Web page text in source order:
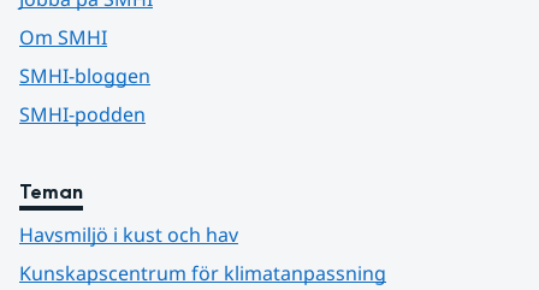
Om SMHI
SMHI-bloggen
SMHI-podden
Teman
Havsmiljö i kust och hav
Kunskapscentrum för klimatanpassning